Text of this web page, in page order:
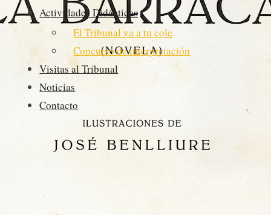
Actividades Didácticas
El Tribunal va a tu cole
Concurso de interpretación
Visitas al Tribunal
Noticias
Contacto